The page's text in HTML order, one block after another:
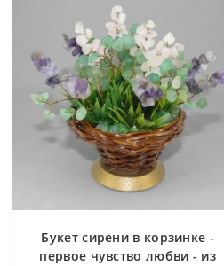
Букет сирени в корзинке -
первое чувство любви - из